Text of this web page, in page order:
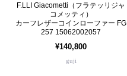
F.LLI Giacometti（フラテッリジャ
コメッティ）
カーフレザーコインローファー FG
257 15062002057
¥140,800
guji